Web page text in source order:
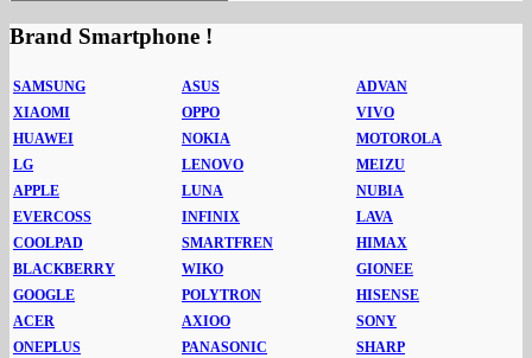
Brand Smartphone !
SAMSUNG ASUS
ADVAN
XIAOMI
OPPO
VIVO
HUAWEI
NOKIA
MOTOROLA
LG
LENOVO
MEIZU
APPLE
LUNA
NUBIA
EVERCOSS
INFINIX
LAVA
COOLPAD
SMARTFREN
HIMAX
BLACKBERRY
WIKO
GIONEE
GOOGLE
POLYTRON
HISENSE
ACER
AXIOO
SONY
ONEPLUS
PANASONIC
SHARP